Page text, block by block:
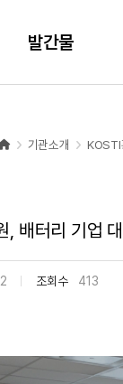
발간물
기관소개 KOSTI
, 배터리 기업
조회수 413